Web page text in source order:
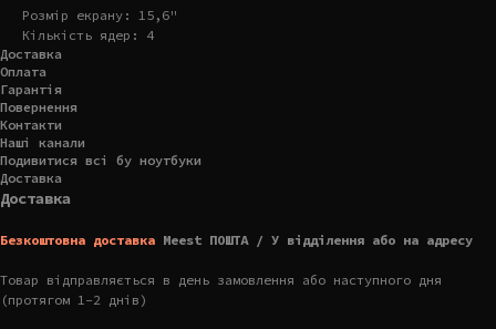
Розмір екрану: 15,6"
Кількість ядер: 4
Доставка
Оплата
Гарантія
Повернення
Контакти
Наші канали
Подивитися всі бу ноутбуки
Доставка
Доставка
Безкоштовна доставка Meest ПОШТА / У відділення або на адресу
Товар відправляється в день замовлення або наступного дня
(протягом 1-2 днів)